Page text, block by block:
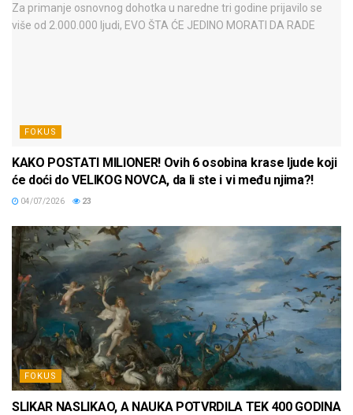
FOKUS
KAKO POSTATI MILIONER! Ovih 6 osobina krase ljude koji
će doći do VELIKOG NOVCA, da li ste i vi među njima?!
04/07/2026 23
FOKUS
SLIKAR NASLIKAO, A NAUKA POTVRDILA TEK 400 GODINA